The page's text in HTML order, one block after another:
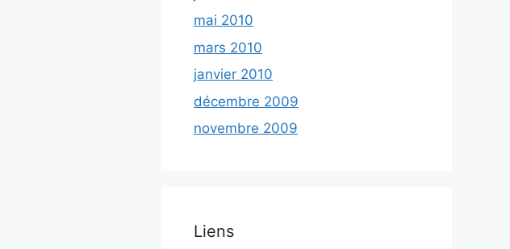
mai 2010
mars 2010
janvier 2010
décembre 2009
novembre 2009
Liens